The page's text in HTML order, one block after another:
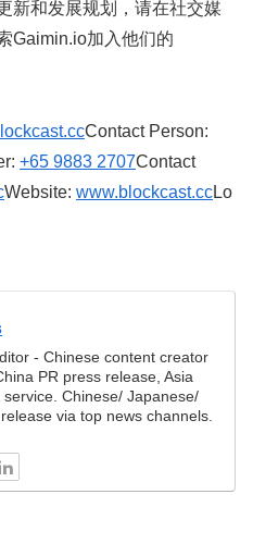
新和发展规划，请在社交媒
Gaimin.io加入他们的
Contact Person:
+65 9883 2707Contact
Website: www.blockcast.ccLo
- Chinese content creator
PR press release, Asia
Chinese/ Japanese/
via top news channels.